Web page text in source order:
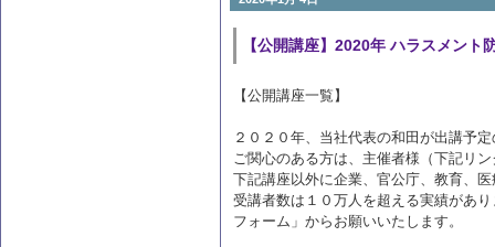
【公開講座】2020年 ハラスメン
【公開講座一覧】
２０２０年、当社代表の和田が出講予
ご関心のある方は、主催者様（下記リ
下記講座以外に企業、官公庁、教育、
受講者数は１０万人を超える実績があ
フォーム」からお願いいたします。